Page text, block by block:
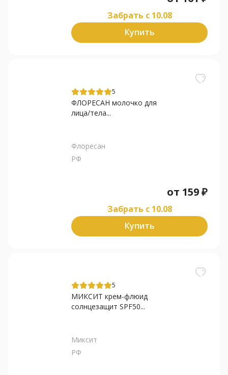
Забрать c 10.08
Купить
5
ФЛОРЕСАН молочко для
лица/тела...
Флоресан
РФ
от 159₽
Забрать c 10.08
Купить
5
МИКСИТ крем-флюид
солнцезащит SPF50...
Миксит
РФ